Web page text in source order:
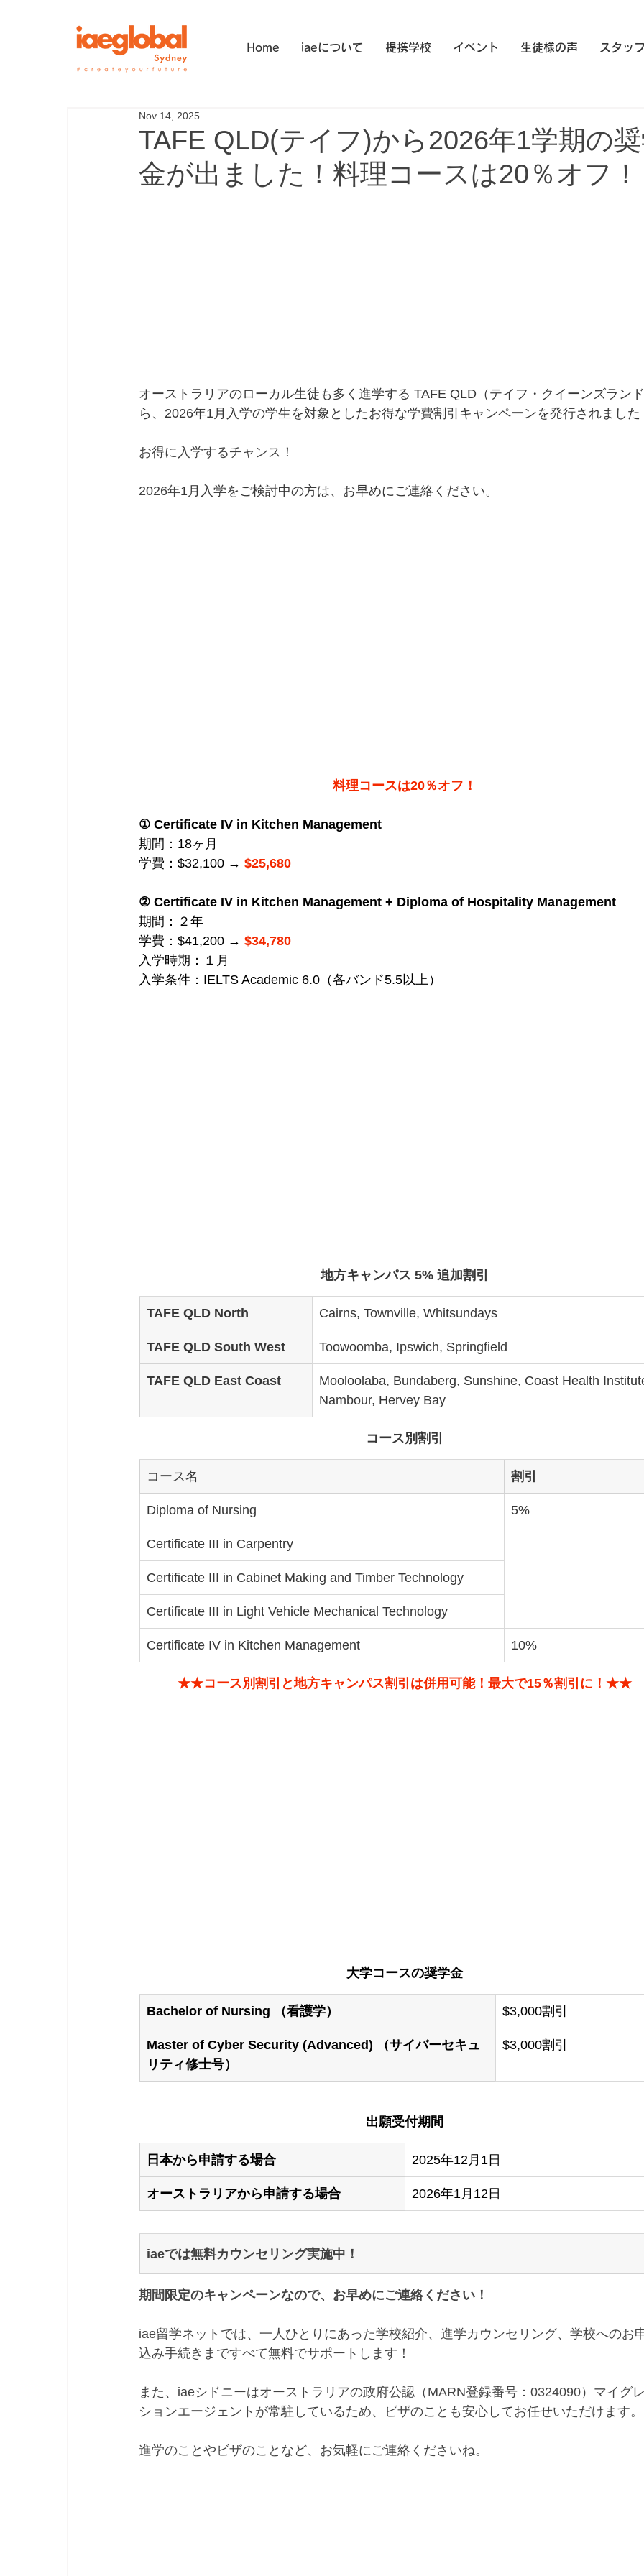
Home iaeについて 提携学校 イベント 生徒様の声 スタッ
TAFE QLD(テイフ)から2026年1学期の
金が出ました！料理コースは20％オフ！
Nov 14, 2025
オーストラリアのローカル生徒も多く進学する TAFE QLD（テイフ・クイーンズラン
ら、2026年1月入学の学生を対象としたお得な学費割引キャンペーンを発行されました
お得に入学するチャンス！
2026年1月入学をご検討中の方は、お早めにご連絡ください。
料理コースは20％オフ！
① Certificate IV in Kitchen Management
期間：18ヶ月
学費：$32,100 → $25,680
② Certificate IV in Kitchen Management + Diploma of Hospitality Management
期間：２年
学費：$41,200 → $34,780
入学時期：１月
入学条件：IELTS Academic 6.0（各バンド5.5以上）
地方キャンパス 5% 追加割引
TAFE QLD North Cairns, Townville, Whitsundays
TAFE QLD South West Toowoomba, Ipswich, Springfield
TAFE QLD East Coast
Mooloolaba, Bundaberg, Sunshine, Coast Health
Nambour, Hervey Bay
コース別割引
コース名 割引
Diploma of Nursing 5%
Certificate III in Carpentry
Certificate III in Cabinet Making and Timber Technology
Certificate III in Light Vehicle Mechanical Technology
Certificate IV in Kitchen Management 10%
★★コース別割引と地方キャンパス割引は併用可能！最大で15％割引に！★★
大学コースの奨学金
Bachelor of Nursing （看護学） $3,000割引
Master of Cyber Security (Advanced) （サイバーセキュ
リティ修士号）
$3,000割引
出願受付期間
日本から申請する場合 2025年12月1日
オーストラリアから申請する場合 2026年1月12日
iaeでは無料カウンセリング実施中！
期間限定のキャンペーンなので、お早めにご連絡ください！
iae留学ネットでは、一人ひとりにあった学校紹介、進学カウンセリング、学校へのお
込み手続きまですべて無料でサポートします！
また、iaeシドニーはオーストラリアの政府公認（MARN登録番号：0324090）マイグ
ションエージェントが常駐しているため、ビザのことも安心してお任せいただけます。
進学のことやビザのことなど、お気軽にご連絡くださいね。